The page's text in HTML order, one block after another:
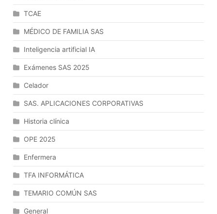
La
General
De
La
Comunidad
Las
TCAE
MÉDICO DE FAMILIA SAS
Inteligencia artificial IA
Exámenes SAS 2025
Celador
SAS. APLICACIONES CORPORATIVAS
Historia clínica
OPE 2025
Enfermera
TFA INFORMÁTICA
TEMARIO COMÚN SAS
General